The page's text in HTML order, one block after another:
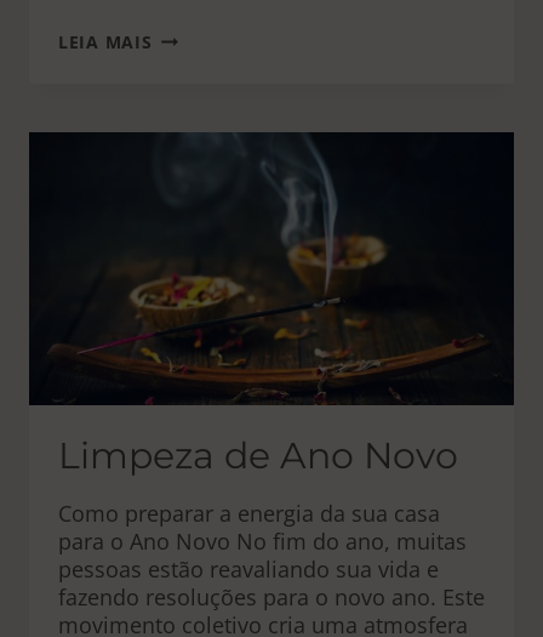
LEIA MAIS LEITURA:
Limpeza de Ano Novo
Como preparar a energia da sua casa
para o Ano Novo No fim do ano, muitas
pessoas estão reavaliando sua vida e
fazendo resoluções para o novo ano. Este
movimento coletivo cria uma atmosfera